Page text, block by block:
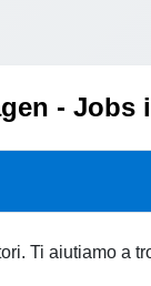
- Jobs
Ti aiutiamo a